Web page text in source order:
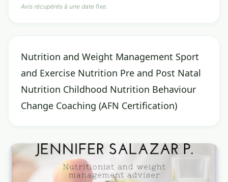
Avis récupérés à une date fixe.
Nutrition and Weight Management Sport
and Exercise Nutrition Pre and Post Natal
Nutrition Childhood Nutrition Behaviour
Change Coaching (AFN Certification)